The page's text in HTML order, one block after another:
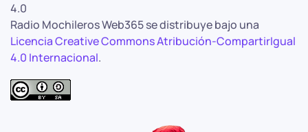
4.0
Radio Mochileros Web365 se distribuye bajo una
Licencia Creative Commons Atribución-CompartirIgual
4.0 Internacional.